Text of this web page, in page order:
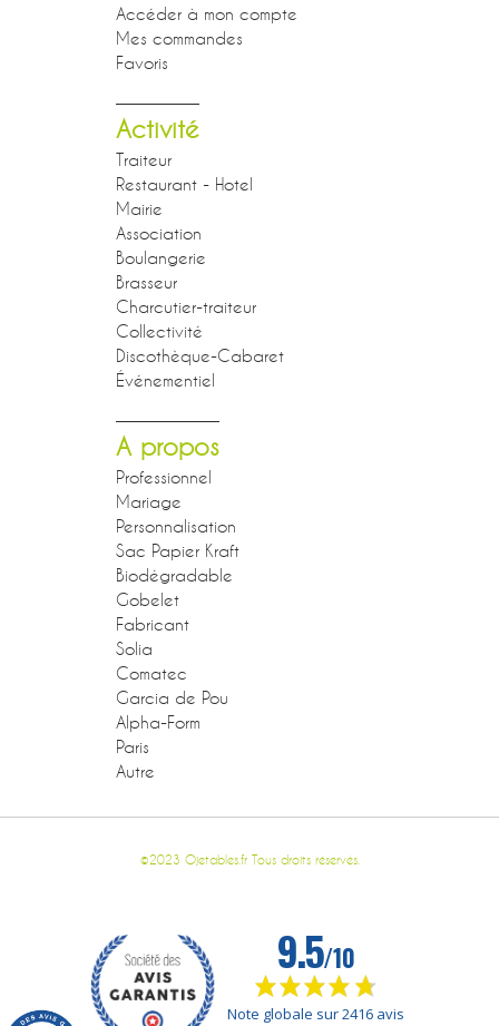
Accéder à mon compte
Mes commandes
Favoris
Activité
Traiteur
Restaurant - Hotel
Mairie
Association
Boulangerie
Brasseur
Charcutier-traiteur
Collectivité
Discothèque-Cabaret
Événementiel
A propos
Professionnel
Mariage
Personnalisation
Sac Papier Kraft
Biodégradable
Gobelet
Fabricant
Solia
Comatec
Garcia de Pou
Alpha-Form
Paris
Autre
©2023 Ojetables.fr Tous droits réservés.